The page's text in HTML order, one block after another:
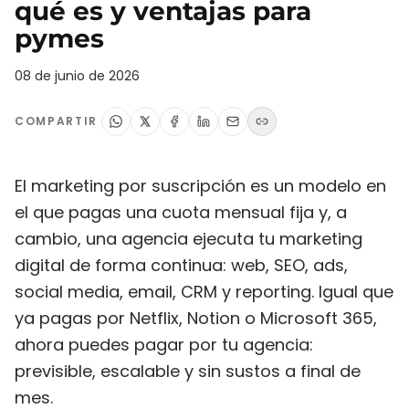
qué es y ventajas para
pymes
08 de junio de 2026
COMPARTIR
El marketing por suscripción es un modelo en
el que pagas una cuota mensual fija y, a
cambio, una agencia ejecuta tu marketing
digital de forma continua: web, SEO, ads,
social media, email, CRM y reporting. Igual que
ya pagas por Netflix, Notion o Microsoft 365,
ahora puedes pagar por tu agencia:
previsible, escalable y sin sustos a final de
mes.